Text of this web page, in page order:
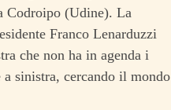
Codroipo (Udine). La
Franco Lenarduzzi
che non ha in agenda i
sinistra, cercando il mondo